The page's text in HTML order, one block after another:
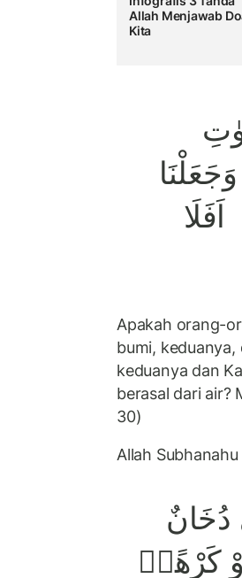
Allah Menjawab
Kita
Apakah orang-
bumi, keduanya,
keduanya dan
berasal dari air?
30)
Allah
كَرْهًاۗ